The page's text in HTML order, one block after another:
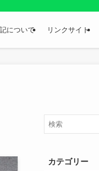
について リンクサイト
カテゴリー